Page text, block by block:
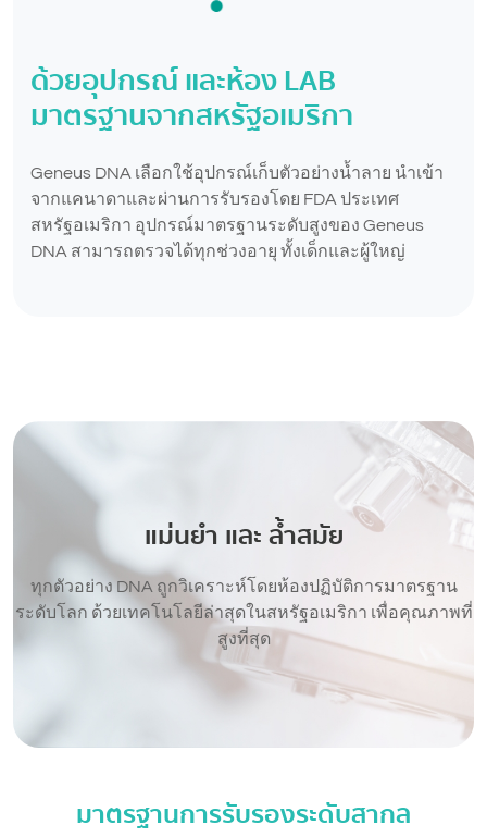
ด้วยอุปกรณ์ และห้อง LAB
มาตรฐานจากสหรัฐอเมริกา
Geneus DNA เลือกใช้อุปกรณ์เก็บตัวอย่างน้ำลาย นำเข้า
จากแคนาดาและผ่านการรับรองโดย FDA ประเทศ
สหรัฐอเมริกา อุปกรณ์มาตรฐานระดับสูงของ Geneus
DNA สามารถตรวจได้ทุกช่วงอายุ ทั้งเด็กและผู้ใหญ่
แม่นยำ และ ล้ำสมัย
ทุกตัวอย่าง DNA ถูกวิเคราะห์โดยห้องปฏิบัติการมาตรฐาน
ระดับโลก ด้วยเทคโนโลยีล่าสุดในสหรัฐอเมริกา เพื่อคุณภาพที่
สูงที่สุด
มาตรฐานการรับรองระดับสากล